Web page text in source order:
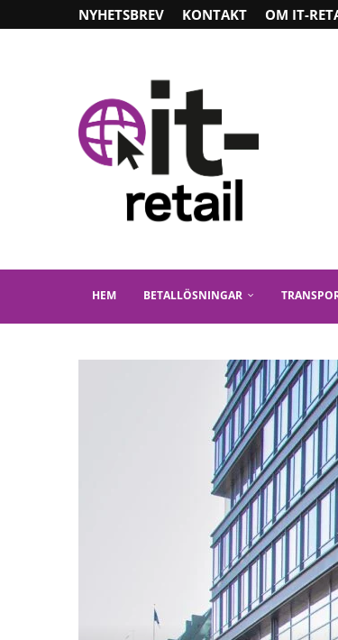
NYHETSBREV KONTAKT OM IT-
HEM BETALLÖSNINGAR